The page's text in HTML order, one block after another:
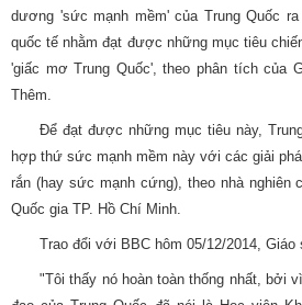
dương 'sức mạnh mềm' của Trung Quốc
quốc tế nhằm đạt được những mục tiêu
'giấc mơ Trung Quốc', theo phân tích của
Thêm.
Để đạt được những mục tiêu này,
hợp thứ sức mạnh mềm này với các giải
rắn (hay sức mạnh cứng), theo nhà nghiên
Quốc gia TP. Hồ Chí Minh.
Trao đổi với BBC hôm 05/12/2014, Giáo
"Tôi thấy nó hoàn toàn thống nhất, bởi